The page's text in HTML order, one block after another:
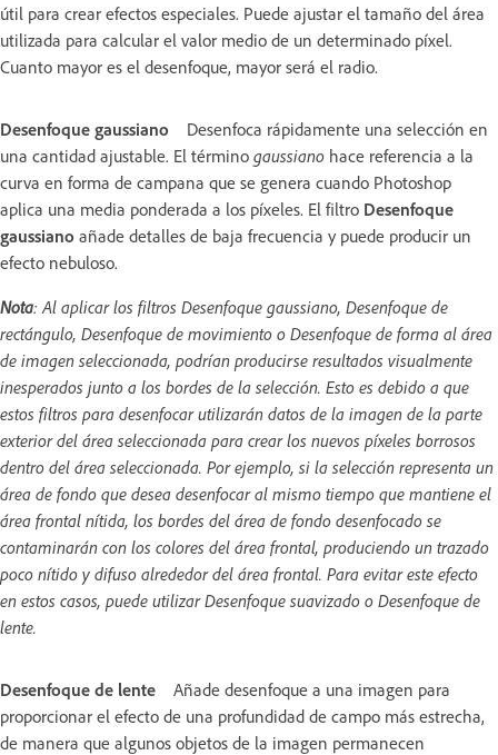
útil para crear efectos especiales. Puede ajustar el tamaño del área
utilizada para calcular el valor medio de un determinado píxel.
Cuanto mayor es el desenfoque, mayor será el radio.
Desenfoque gaussiano
Desenfoca rápidamente una selección en
una cantidad ajustable. El término gaussiano hace referencia a la
curva en forma de campana que se genera cuando Photoshop
aplica una media ponderada a los píxeles. El filtro Desenfoque
gaussiano añade detalles de baja frecuencia y puede producir un
efecto nebuloso.
Nota: Al aplicar los filtros Desenfoque gaussiano, Desenfoque de
rectángulo, Desenfoque de movimiento o Desenfoque de forma al área
de imagen seleccionada, podrían producirse resultados visualmente
inesperados junto a los bordes de la selección. Esto es debido a que
estos filtros para desenfocar utilizarán datos de la imagen de la parte
exterior del área seleccionada para crear los nuevos píxeles borrosos
dentro del área seleccionada. Por ejemplo, si la selección representa un
área de fondo que desea desenfocar al mismo tiempo que mantiene el
área frontal nítida, los bordes del área de fondo desenfocado se
contaminarán con los colores del área frontal, produciendo un trazado
poco nítido y difuso alrededor del área frontal. Para evitar este efecto
en estos casos, puede utilizar Desenfoque suavizado o Desenfoque de
lente.
Desenfoque de lente
Añade desenfoque a una imagen para
proporcionar el efecto de una profundidad de campo más estrecha,
de manera que algunos objetos de la imagen permanecen